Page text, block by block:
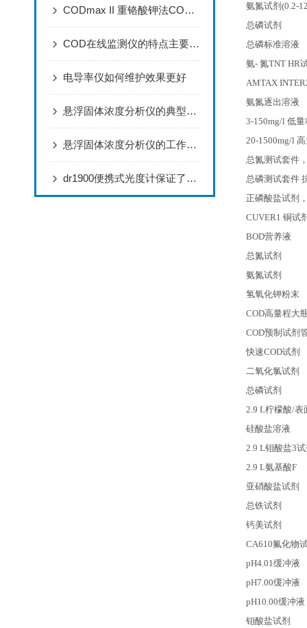
CODmax II 重铬酸钾法COD分析仪器
COD在线监测仪的特点主要表现为三个方面
电导率仪如何维护效果更好
悬浮固体浓度分析仪的典型应用及特征，优势显著，就差你没看了
悬浮固体浓度分析仪的工作原理与应用
dr1900便携式光度计保证了分析结果的可靠性准确
氨氮试剂(0.2-
总磷试剂
总磷标准溶液
氨- 氮TNT HR
AMTAX
氨氮逐出溶液
3-150mg/l 低量
20-1500mg/l
总氮测试套件
总磷测试套件
正磷酸盐试剂
CUVER1 铜试
BOD营养液
总氮试剂
氨氮试剂
氢氧化钾粉末
COD高量程大
COD预制试剂
快速COD试剂
二氧化氯试剂
总磷试剂
2.9 L柠檬酸/表
硅酸盐溶液
2.9 L钼酸盐3
2.9 L氨基酸F
亚硝酸盐试剂
总铁试剂
钙美试剂
CA610氟化物
pH4.01缓冲液
pH7.00缓冲液
pH10.00缓冲液
钼酸盐试剂